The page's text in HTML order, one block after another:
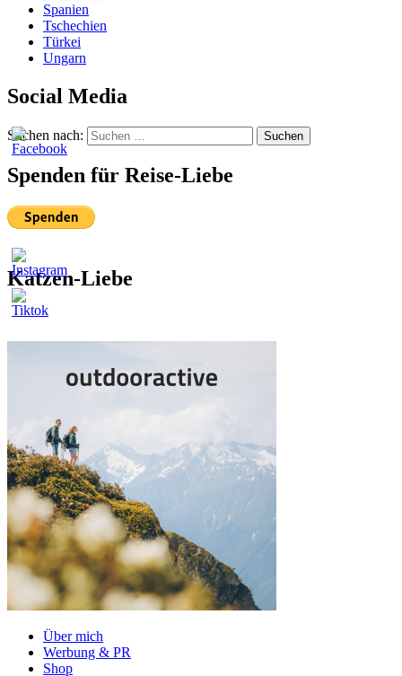
Spanien
Tschechien
Türkei
Ungarn
Social Media
Suchen nach: Suchen
Spenden für Reise-Liebe
Katzen-Liebe
Über mich
Werbung & PR
Shop